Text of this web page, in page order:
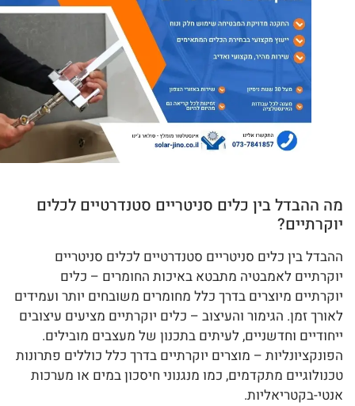
מה ההבדל בין כלים סניטריים סטנדרטיים לכלים
יוקרתיים?
ההבדל בין כלים סניטריים סטנדרטיים לכלים סניטריים
יוקרתיים לאמבטיה מתבטא באיכות החומרים – כלים
יוקרתיים מיוצרים בדרך כלל מחומרים משובחים יותר ועמידים
לאורך זמן. הגימור והעיצוב – כלים יוקרתיים מציעים עיצובים
ייחודיים וחדשניים, לעיתים בתכנון של מעצבים מובילים.
הפונקציונליות – מוצרים יוקרתיים בדרך כלל כוללים פתרונות
טכנולוגיים מתקדמים, כמו מנגנוני חיסכון במים או מערכות
אנטי-בקטריאליות.